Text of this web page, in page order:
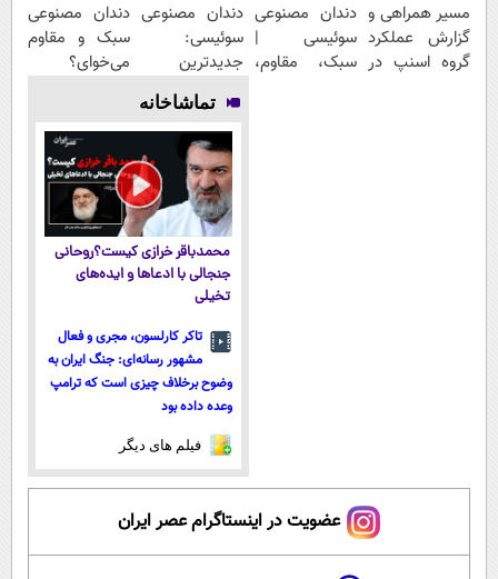
مسیر همراهی و
گزارش عملکرد
گروه اسنپ در
دندان مصنوعی
سوئیسی |
سبک، مقاوم،
دندان مصنوعی
سوئیسی:
جدیدترین
فناوری اروپا،
سبک و مقاوم |
پرداخت قسطی
دندان مصنوعی
سبک و مقاوم
می‌خوای؟
داریم!😍 | 📍
تهران
تماشاخانه
محمدباقر خرازی کیست؟روحانی
جنجالی با ادعاها و ایده‌های
تخیلی
تاکر کارلسون، مجری و فعال
مشهور رسانه‌ای: جنگ ایران به
وضوح برخلاف چیزی است که ترامپ
وعده داده بود
فیلم های دیگر
عضویت در اینستاگرام عصر ایران